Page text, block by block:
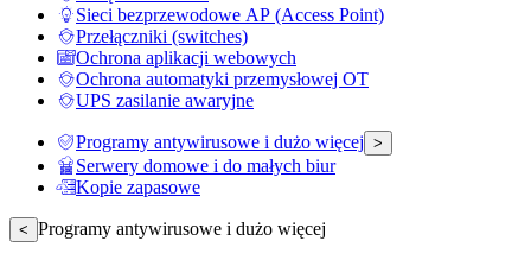
Sieci bezprzewodowe AP (Access Point)
Przełączniki (switches)
Ochrona aplikacji webowych
Ochrona automatyki przemysłowej OT
UPS zasilanie awaryjne
Programy antywirusowe i dużo więcej >
Serwery domowe i do małych biur
Kopie zapasowe
< Programy antywirusowe i dużo więcej